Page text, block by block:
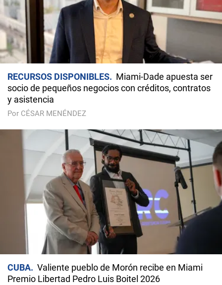
RECURSOS DISPONIBLES
Miami-Dade apuesta ser
socio de pequeños negocios con créditos, contratos
y asistencia
Por CÉSAR MENÉNDEZ
CUBA
Valiente pueblo de Morón recibe en Miami
Premio Libertad Pedro Luis Boitel 2026